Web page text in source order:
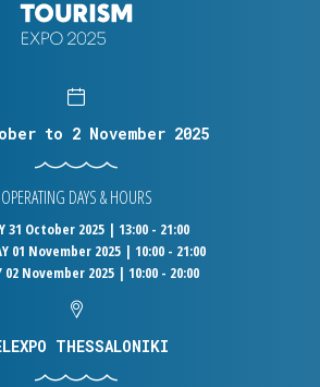
to 2 November 2025
OPERATING DAYS & HOURS
31 October 2025 | 13:00 - 21:00
01 November 2025 | 10:00 - 21:00
02 November 2025 | 10:00 - 20:00
THESSALONIKI